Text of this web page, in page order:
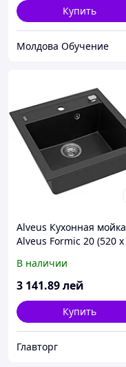
Купить
Молдова Обучение
Alveus Кухонная мойка
Alveus Formic 20 (520 x
twilight(1103766)
В наличии
3 141.89лей
Купить
Главторг